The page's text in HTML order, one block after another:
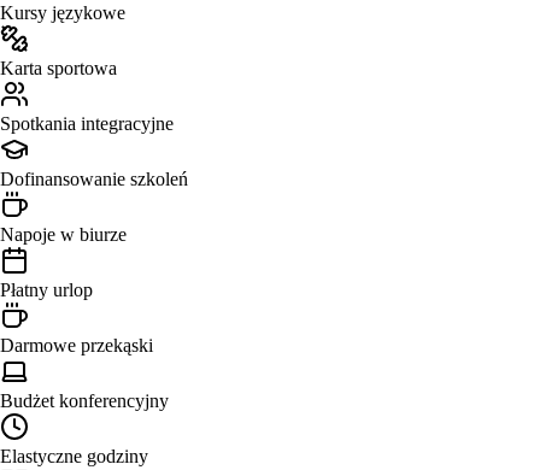
Kursy językowe
Karta sportowa
Spotkania integracyjne
Dofinansowanie szkoleń
Napoje w biurze
Płatny urlop
Darmowe przekąski
Budżet konferencyjny
Elastyczne godziny